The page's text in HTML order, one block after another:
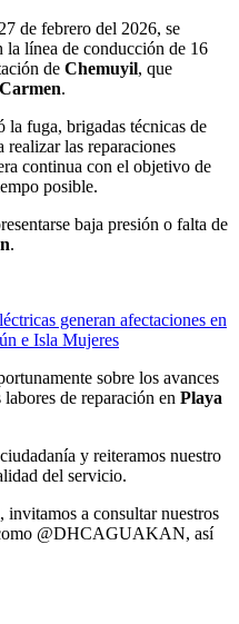
de febrero del 2026, se
la línea de conducción de 16
de Chemuyil, que
.
la fuga, brigadas técnicas de
realizar las reparaciones
continua con el objetivo de
posible.
baja presión o falta de
.
generan afectaciones en
e Isla Mujeres
sobre los avances
de reparación en Playa
y reiteramos nuestro
del servicio.
invitamos a consultar nuestros
@DHCAGUAKAN, así